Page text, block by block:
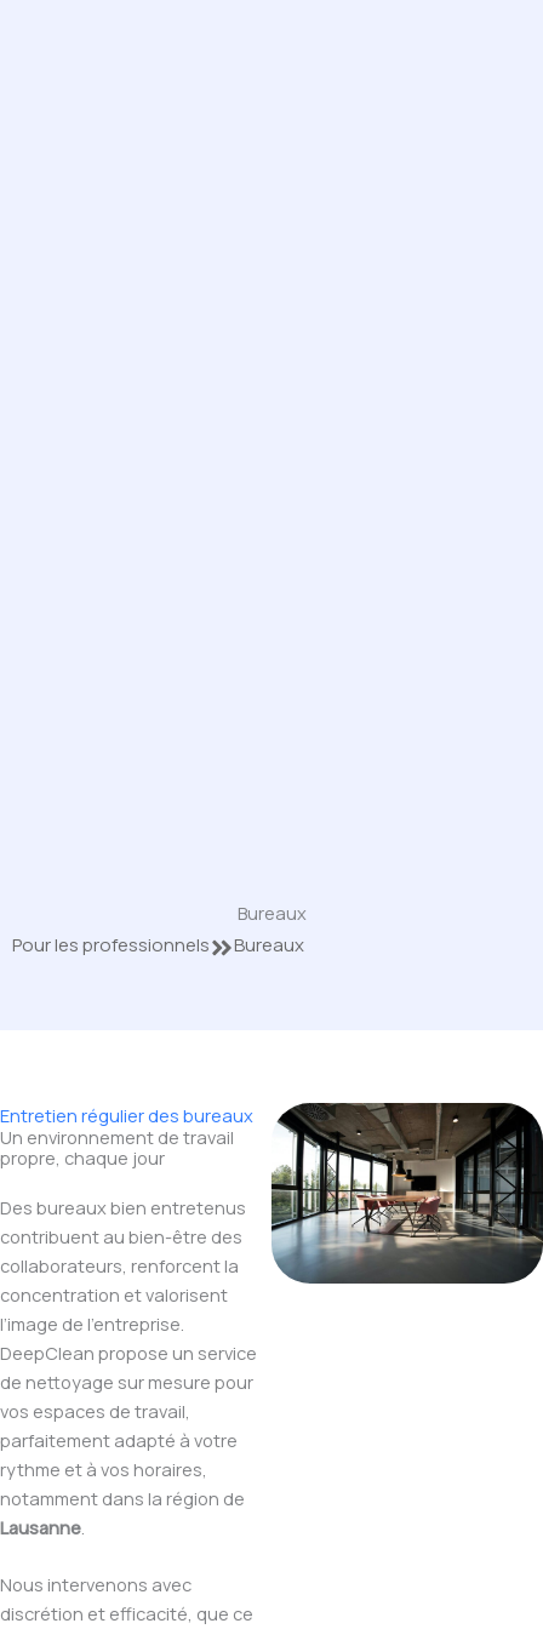
Bureaux
Pour les professionnels Bureaux
Entretien régulier des bureaux
Un environnement de travail
propre, chaque jour
Des bureaux bien entretenus
contribuent au bien-être des
collaborateurs, renforcent la
concentration et valorisent
l’image de l’entreprise.
DeepClean propose un service
de nettoyage sur mesure pour
vos espaces de travail,
parfaitement adapté à votre
rythme et à vos horaires,
notamment dans la région de
Lausanne
Nous intervenons avec
discrétion et efficacité, que ce